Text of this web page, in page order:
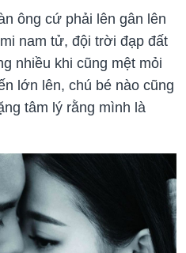
ông cứ phải lên gân lên
nam tử, đội trời đạp đất
nhiều khi cũng mệt mỏi
lớn lên, chú bé nào cũng
tâm lý rằng mình là